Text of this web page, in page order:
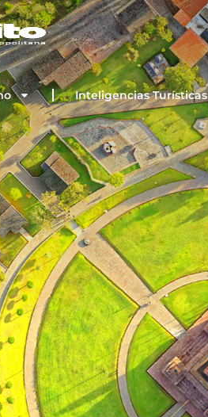
Inteligencias Turísticas